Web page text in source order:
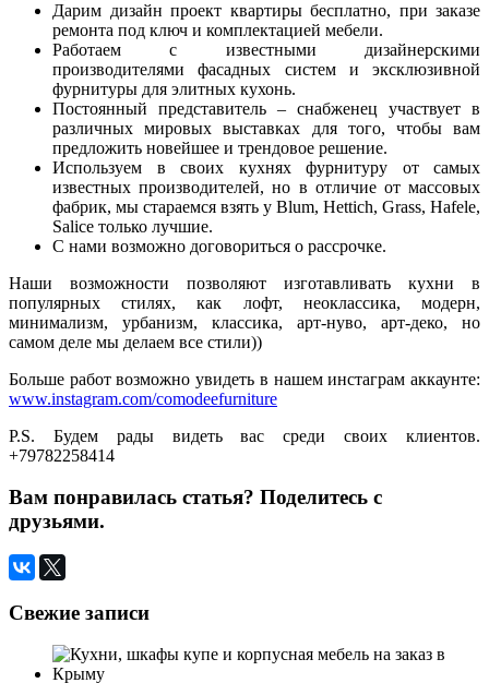
Дарим дизайн проект квартиры бесплатно, при заказе
ремонта под ключ и комплектацией мебели.
Работаем с известными дизайнерскими
производителями фасадных систем и эксклюзивной
фурнитуры для элитных кухонь.
Постоянный представитель – снабженец участвует в
различных мировых выставках для того, чтобы вам
предложить новейшее и трендовое решение.
Используем в своих кухнях фурнитуру от самых
известных производителей, но в отличие от массовых
фабрик, мы стараемся взять у Blum, Hettich, Grass, Hafele,
Salice только лучшие.
С нами возможно договориться о рассрочке.
Наши возможности позволяют изготавливать кухни в
популярных стилях, как лофт, неоклассика, модерн,
минимализм, урбанизм, классика, арт-нуво, арт-деко, но
самом деле мы делаем все стили))
Больше работ возможно увидеть в нашем инстаграм аккаунте:
www.instagram.com/comodeefurniture
P.S. Будем рады видеть вас среди своих клиентов.
+79782258414
Вам понравилась статья? Поделитесь с
друзьями.
Свежие записи